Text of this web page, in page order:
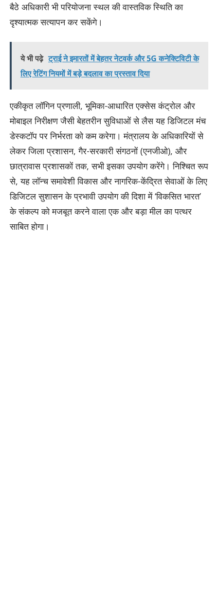
बैठे अधिकारी भी परियोजना स्थल की वास्तविक स्थिति का
दृश्यात्मक सत्यापन कर सकेंगे।
ये भी पढ़े ट्राई ने इमारतों में बेहतर नेटवर्क और 5G कनेक्टिविटी के
लिए रेटिंग नियमों में बड़े बदलाव का प्रस्ताव दिया
एकीकृत लॉगिन प्रणाली, भूमिका-आधारित एक्सेस कंट्रोल और
मोबाइल निरीक्षण जैसी बेहतरीन सुविधाओं से लैस यह डिजिटल मंच
डेस्कटॉप पर निर्भरता को कम करेगा। मंत्रालय के अधिकारियों से
लेकर जिला प्रशासन, गैर-सरकारी संगठनों (एनजीओ), और
छात्रावास प्रशासकों तक, सभी इसका उपयोग करेंगे। निश्चित रूप
से, यह लॉन्च समावेशी विकास और नागरिक-केंद्रित सेवाओं के लिए
डिजिटल सुशासन के प्रभावी उपयोग की दिशा में ‘विकसित भारत’
के संकल्प को मजबूत करने वाला एक और बड़ा मील का पत्थर
साबित होगा।